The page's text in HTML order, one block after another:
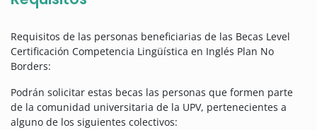
Requisitos de las personas beneficiarias de las Becas Level
Certificación Competencia Lingüística en Inglés Plan No
Borders:
Podrán solicitar estas becas las personas que formen parte
de la comunidad universitaria de la UPV, pertenecientes a
alguno de los siguientes colectivos: